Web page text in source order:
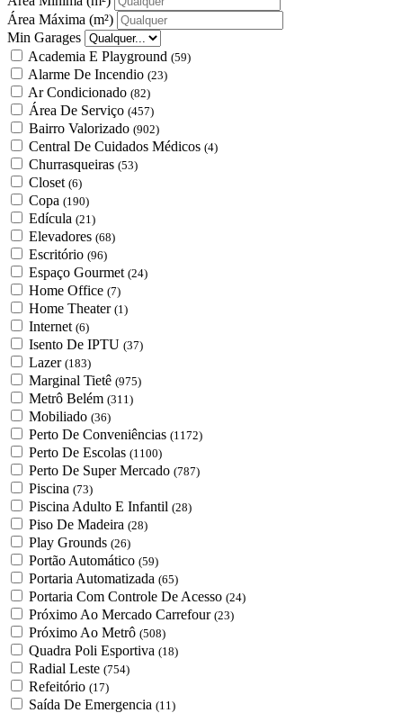
Área Máxima (m²)
Min Garages
Academia E Playground (59)
Alarme De Incendio (23)
Ar Condicionado (82)
Área De Serviço (457)
Bairro Valorizado (902)
Central De Cuidados Médicos (4)
Churrasqueiras (53)
Closet (6)
Copa (190)
Edícula (21)
Elevadores (68)
Escritório (96)
Espaço Gourmet (24)
Home Office (7)
Home Theater (1)
Internet (6)
Isento De IPTU (37)
Lazer (183)
Marginal Tietê (975)
Metrô Belém (311)
Mobiliado (36)
Perto De Conveniências (1172)
Perto De Escolas (1100)
Perto De Super Mercado (787)
Piscina (73)
Piscina Adulto E Infantil (28)
Piso De Madeira (28)
Play Grounds (26)
Portão Automático (59)
Portaria Automatizada (65)
Portaria Com Controle De Acesso (24)
Próximo Ao Mercado Carrefour (23)
Próximo Ao Metrô (508)
Quadra Poli Esportiva (18)
Radial Leste (754)
Refeitório (17)
Saída De Emergencia (11)